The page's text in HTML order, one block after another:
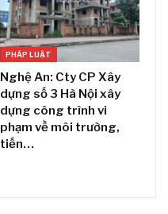
PHÁP LUẬT
Nghệ An: Cty CP Xây
dựng số 3 Hà Nội xây
dựng công trình vi
phạm về môi trường,
tiến…